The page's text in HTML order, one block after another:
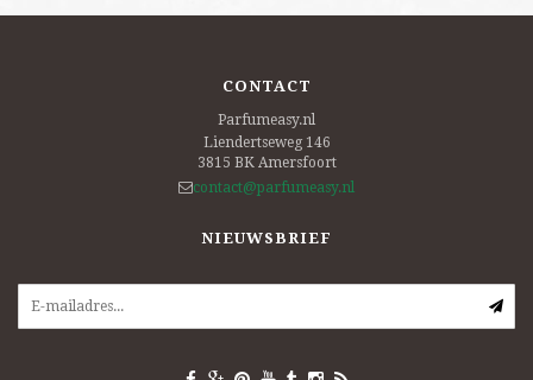
CONTACT
Parfumeasy.nl
Liendertseweg 146
3815 BK Amersfoort
contact@parfumeasy.nl
NIEUWSBRIEF